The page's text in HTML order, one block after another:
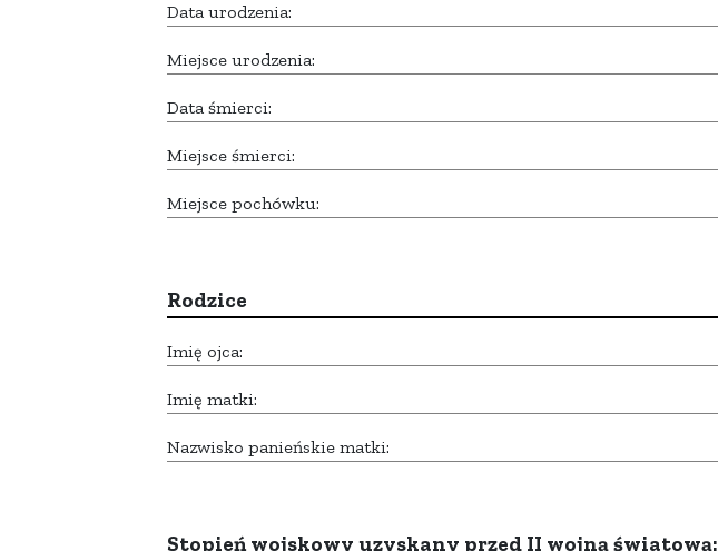
Data urodzenia:
Miejsce urodzenia:
Data śmierci:
Miejsce śmierci:
Miejsce pochówku:
Rodzice
Imię ojca:
Imię matki:
Nazwisko panieńskie matki:
Stopień wojskowy uzyskany przed II wojną światową: